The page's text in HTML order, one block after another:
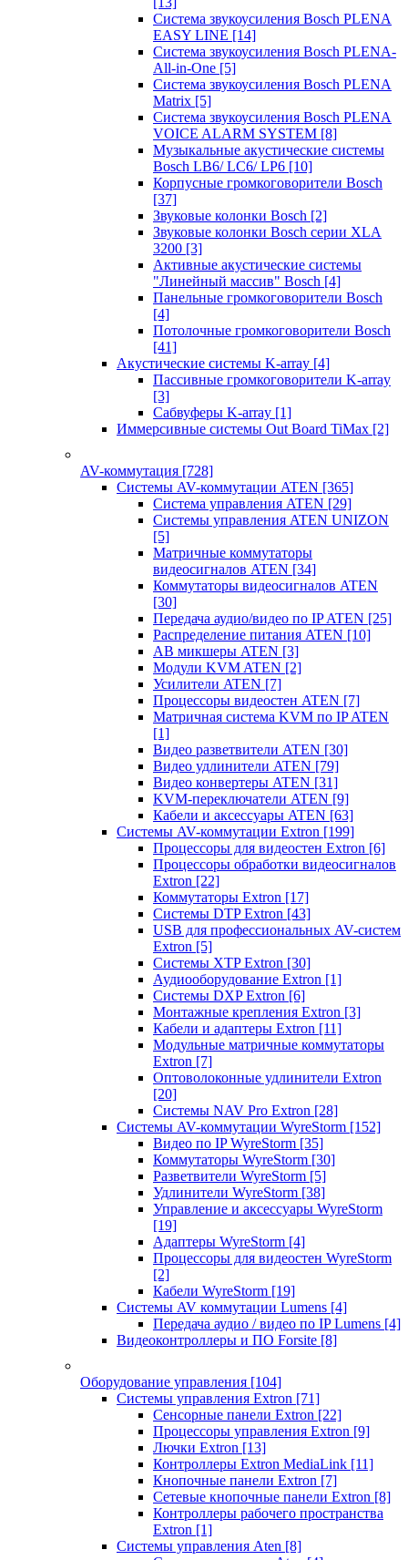
Система звукоусиления Bosch PLENA
EASY LINE [14]
Система звукоусиления Bosch PLENA-
All-in-One [5]
Система звукоусиления Bosch PLENA
Matrix [5]
Система звукоусиления Bosch PLENA
VOICE ALARM SYSTEM [8]
Музыкальные акустические системы
Bosch LB6/ LC6/ LP6 [10]
Корпусные громкоговорители Bosch
[37]
Звуковые колонки Bosch [2]
Звуковые колонки Bosch серии XLA
3200 [3]
Активные акустические системы
"Линейный массив" Bosch [4]
Панельные громкоговорители Bosch
[4]
Потолочные громкоговорители Bosch
[41]
Акустические системы K-array [4]
Пассивные громкоговорители K-array
[3]
Сабвуферы K-array [1]
Иммерсивные системы Out Board TiMax [2]
AV-коммутация [728]
Системы AV-коммутации ATEN [365]
Система управления ATEN [29]
Системы управления ATEN UNIZON
[5]
Матричные коммутаторы
видеосигналов ATEN [34]
Коммутаторы видеосигналов ATEN
[30]
Передача аудио/видео по IP ATEN [25]
Распределение питания ATEN [10]
АВ микшеры ATEN [3]
Модули KVM ATEN [2]
Усилители ATEN [7]
Процессоры видеостен ATEN [7]
Матричная система KVM по IP ATEN
[1]
Видео разветвители ATEN [30]
Видео удлинители ATEN [79]
Видео конвертеры ATEN [31]
KVM-переключатели ATEN [9]
Кабели и аксессуары ATEN [63]
Системы AV-коммутации Extron [199]
Процессоры для видеостен Extron [6]
Процессоры обработки видеосигналов
Extron [22]
Коммутаторы Extron [17]
Системы DTP Extron [43]
USB для профессиональных AV-систем
Extron [5]
Системы XTP Extron [30]
Аудиооборудование Extron [1]
Системы DXP Extron [6]
Монтажные крепления Extron [3]
Кабели и адаптеры Extron [11]
Модульные матричные коммутаторы
Extron [7]
Оптоволоконные удлинители Extron
[20]
Системы NAV Pro Extron [28]
Системы AV-коммутации WyreStorm [152]
Видео по IP WyreStorm [35]
Коммутаторы WyreStorm [30]
Разветвители WyreStorm [5]
Удлинители WyreStorm [38]
Управление и аксессуары WyreStorm
[19]
Адаптеры WyreStorm [4]
Процессоры для видеостен WyreStorm
[2]
Кабели WyreStorm [19]
Системы AV коммутации Lumens [4]
Передача аудио / видео по IP Lumens [4]
Видеоконтроллеры и ПО Forsite [8]
Оборудование управления [104]
Системы управления Extron [71]
Сенсорные панели Extron [22]
Процессоры управления Extron [9]
Лючки Extron [13]
Контроллеры Extron MediaLink [11]
Кнопочные панели Extron [7]
Сетевые кнопочные панели Extron [8]
Контроллеры рабочего пространства
Extron [1]
Системы управления Aten [8]